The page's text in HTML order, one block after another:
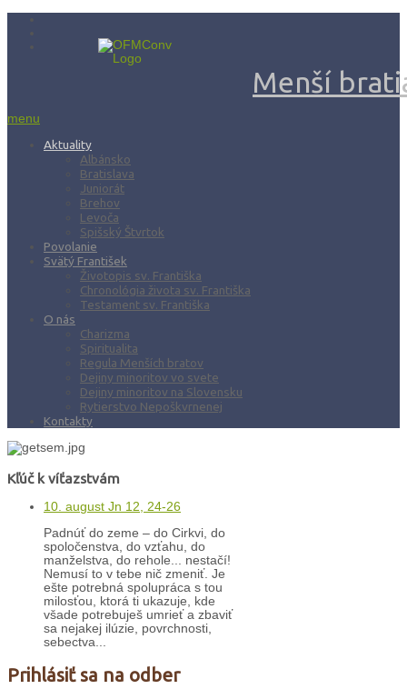
Menší
menu
Aktuality
Albánsko
Bratislava
Juniorát
Brehov
Levoča
Spišský Štvrtok
Povolanie
Svätý František
Životopis sv. Františka
Chronológia života sv. Františka
Testament sv. Františka
O nás
Charizma
Spiritualita
Regula Menších bratov
Dejiny minoritov vo svete
Dejiny minoritov na Slovensku
Rytierstvo Nepoškvrnenej
Kontakty
Kľúč k víťazstvám
10. august Jn 12, 24-26
Padnúť do zeme – do Cirkvi, do
spoločenstva, do vzťahu, do
manželstva, do rehole... nestačí!
Nemusí to v tebe nič zmeniť. Je
ešte potrebná spolupráca s tou
milosťou, ktorá ti ukazuje, kde
všade potrebuješ umrieť a zbaviť
sa nejakej ilúzie, povrchnosti,
sebectva...
Prihlásiť sa na odber